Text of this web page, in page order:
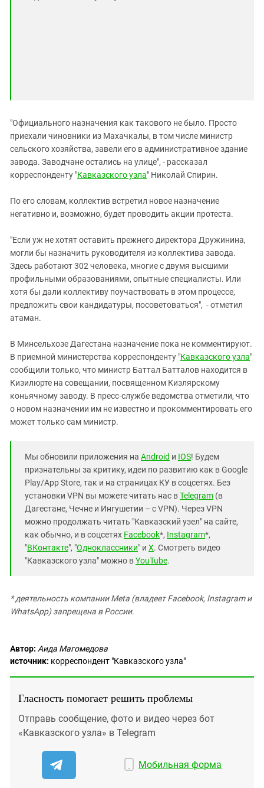
"Официального назначения как такового не было. Просто
приехали чиновники из Махачкалы, в том числе министр
сельского хозяйства, завели его в административное здание
завода. Заводчане остались на улице", - рассказал
корреспонденту "Кавказского узла" Николай Спирин.
По его словам, коллектив встретил новое назначение
негативно и, возможно, будет проводить акции протеста.
"Если уж не хотят оставить прежнего директора Дружинина,
могли бы назначить руководителя из коллектива завода.
Здесь работают 302 человека, многие с двумя высшими
профильными образованиями, опытные специалисты. Или
хотя бы дали коллективу поучаствовать в этом процессе,
предложить свои кандидатуры, посоветоваться", - отметил
атаман.
В Минсельхозе Дагестана назначение пока не комментируют.
В приемной министерства корреспонденту "Кавказского узла"
сообщили только, что министр Баттал Батталов находится в
Кизилюрте на совещании, посвященном Кизлярскому
коньячному заводу. В пресс-службе ведомства отметили, что
о новом назначении им не известно и прокомментировать его
может только сам министр.
Мы обновили приложения на Android и IOS! Будем
признательны за критику, идеи по развитию как в Google
Play/App Store, так и на страницах КУ в соцсетях. Без
установки VPN вы можете читать нас вTelegram (в
Дагестане, Чечне и Ингушетии – с VPN). Через VPN
можно продолжать читать "Кавказский узел" на сайте,
как обычно, и в соцсетях Facebook*, Instagram*,
"ВКонтакте", "Одноклассники" и X. Смотреть видео
"Кавказского узла" можно вYouTube.
* деятельность компании Meta (владеет Facebook, Instagram и
WhatsApp) запрещена в России.
Автор: Аида Магомедова
источник: корреспондент "Кавказского узла"
Гласность помогает решить проблемы
Отправь сообщение, фото и видео через бот
«Кавказского узла» в Telegram
Мобильная форма